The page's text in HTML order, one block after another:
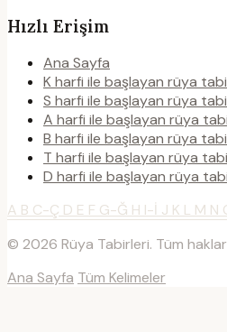
Hızlı Erişim
Ana Sayfa
K harfi ile başlayan rüya
S harfi ile başlayan rüya
A harfi ile başlayan rüya
B harfi ile başlayan rüya
T harfi ile başlayan rüya
D harfi ile başlayan rüya
A B C-Ç D E F G-Ğ H I-İ J K L M N
© 2026 Rüya Tabirleri. Tüm hakları
Ana Sayfa Tüm Kelimeler